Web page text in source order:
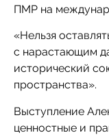
ПМР на
«Нельзя
с нарастающим
исторический
пространства».
Выступление
ценностные и